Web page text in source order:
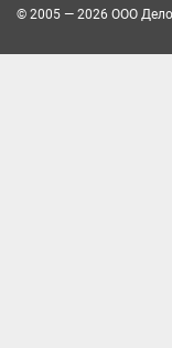
© 2005 — 2026 ООО